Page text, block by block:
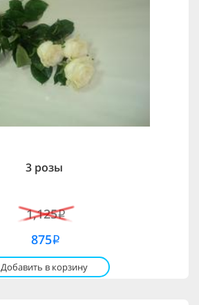
3 розы
1,125i
875i
Добавить в корзину